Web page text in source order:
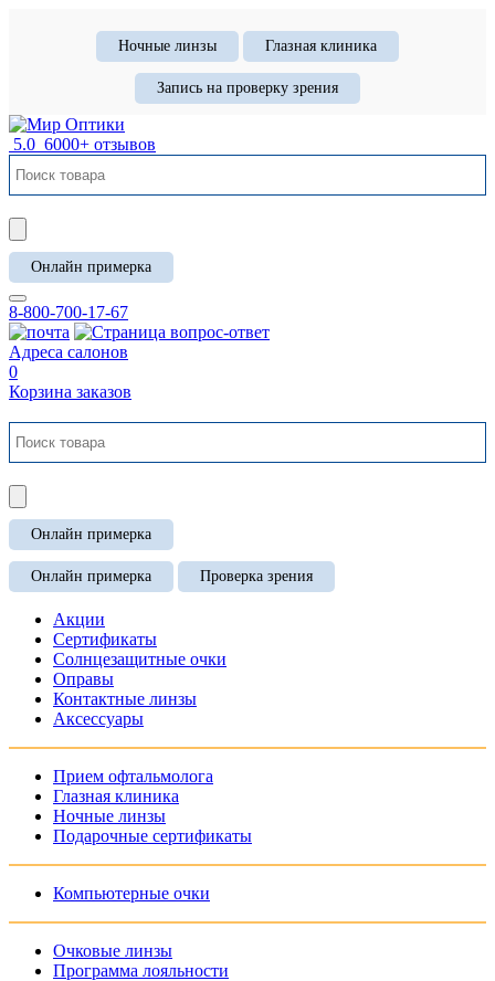
Ночные линзы Глазная клиника
Запись на проверку зрения
5.0 6000+ отзывов
Онлайн примерка
8-800-700-17-67
Адреса салонов
0
Корзина заказов
Онлайн примерка
Онлайн примерка Проверка зрения
Акции
Сертификаты
Солнцезащитные очки
Оправы
Контактные линзы
Аксессуары
Прием офтальмолога
Глазная клиника
Ночные линзы
Подарочные сертификаты
Компьютерные очки
Очковые линзы
Программа лояльности